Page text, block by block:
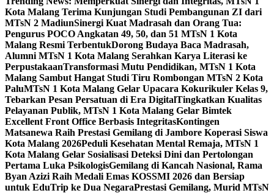
Kota Malang Terima Kunjungan Studi Pembangunan ZI dari
MTsN 2 MadiunSinergi Kuat Madrasah dan Orang Tua:
Pengurus POCO Angkatan 49, 50, dan 51 MTsN 1 Kota
Malang Resmi TerbentukDorong Budaya Baca Madrasah,
Alumni MTsN 1 Kota Malang Serahkan Karya Literasi ke
PerpustakaanTransformasi Mutu Pendidikan, MTsN 1 Kota
Malang Sambut Hangat Studi Tiru Rombongan MTsN 2 Kota
PaluMTsN 1 Kota Malang Gelar Upacara Kokurikuler Kelas 9,
Tebarkan Pesan Persatuan di Era DigitalTingkatkan Kualitas
Pelayanan Publik, MTsN 1 Kota Malang Gelar Bimtek
Excellent Front Office Berbasis IntegritasKontingen
Matsanewa Raih Prestasi Gemilang di Jambore Koperasi Siswa
Kota Malang 2026Peduli Kesehatan Mental Remaja, MTsN 1
Kota Malang Gelar Sosialisasi Deteksi Dini dan Pertolongan
Pertama Luka PsikologisGemilang di Kancah Nasional, Rama
Byan Azizi Raih Medali Emas KOSSMI 2026 dan Bersiap
untuk EduTrip ke Dua NegaraPrestasi Gemilang, Murid MTsN